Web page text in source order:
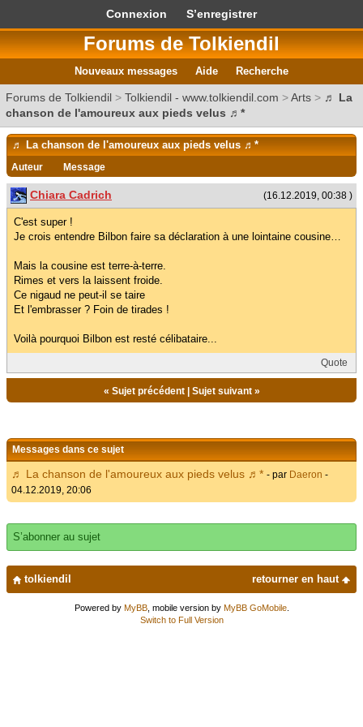
Connexion S’enregistrer
Forums de Tolkiendil
Nouveaux messages Aide Recherche
Forums de Tolkiendil > Tolkiendil - www.tolkiendil.com >Arts > ♬ La
chanson de l'amoureux aux pieds velus ♬*
♬ La chanson de l'amoureux aux pieds velus ♬*
Auteur Message
(16.12.2019, 00:38 )
Chiara Cadrich
C'est super !
Je crois entendre Bilbon faire sa déclaration à une lointaine cousine…
Mais la cousine est terre-à-terre.
Rimes et vers la laissent froide.
Ce nigaud ne peut-il se taire
Et l'embrasser ? Foin de tirades !
Voilà pourquoi Bilbon est resté célibataire...
Quote
« Sujet précédent| Sujet suivant»
Messages dans ce sujet
♬ La chanson de l'amoureux aux pieds velus ♬* - par Daeron -
04.12.2019, 20:06
S’abonner au sujet
retourner en haut
tolkiendil
Powered by MyBB, mobile version by MyBB GoMobile.
Switch to Full Version